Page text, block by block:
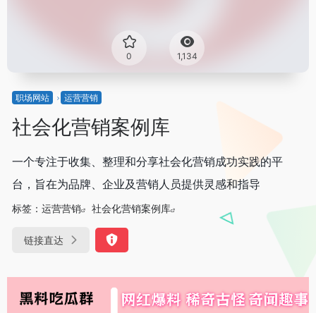
0 1,134
职场网站 运营营销
社会化营销案例库
一个专注于收集、整理和分享社会化营销成功实践的平
台，旨在为品牌、企业及营销人员提供灵感和指导
标签： 运营营销 社会化营销案例库
链接直达